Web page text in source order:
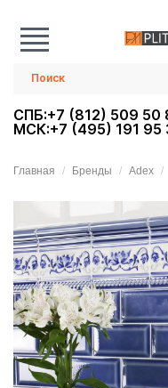
СПБ:+7 (812) 509 50
МСК:+7 (495) 191 95
Главная Бренды Adex